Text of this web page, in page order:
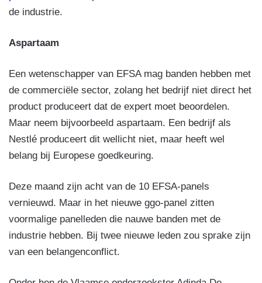
de industrie.
Aspartaam
Een wetenschapper van EFSA mag banden hebben met
de commerciële sector, zolang het bedrijf niet direct het
product produceert dat de expert moet beoordelen.
Maar neem bijvoorbeeld aspartaam. Een bedrijf als
Nestlé produceert dit wellicht niet, maar heeft wel
belang bij Europese goedkeuring.
Deze maand zijn acht van de 10 EFSA-panels
vernieuwd. Maar in het nieuwe ggo-panel zitten
voormalige panelleden die nauwe banden met de
industrie hebben. Bij twee nieuwe leden zou sprake zijn
van een belangenconflict.